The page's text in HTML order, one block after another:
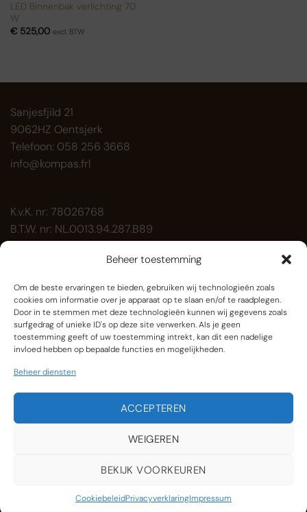
Beheer toestemming
Om de beste ervaringen te bieden, gebruiken wij technologieën zoals
cookies om informatie over je apparaat op te slaan en/of te raadplegen.
Door in te stemmen met deze technologieën kunnen wij gegevens zoals
surfgedrag of unieke ID's op deze site verwerken. Als je geen
toestemming geeft of uw toestemming intrekt, kan dit een nadelige
invloed hebben op bepaalde functies en mogelijkheden.
Beheer diensten
ACCEPTEREN
WEIGEREN
BEKIJK VOORKEUREN
CookiebeleidPrivacyverklaringImpressum
LED Binnenbak verlichting 70
W
€525,00 excl. BTW
Sanjesfjild 21
9062HZ Oentsjerk
Telefoon: 058 256 3668
info@kompas.frl
K.v.K. nr: 78026768
B.T.W. nr: NL.0013.94.287.B89
Paardenbakverlichting.nl is onderdeel van
Accessoires
Binnenverlichting
Lichtmasten LED
Onze producten (16)
OVER ONS ONZE KLANTEN CONTACT
Copyright 2026 ©Kompas.frl